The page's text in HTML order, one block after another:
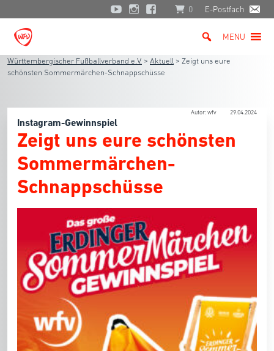
0 E-Postfach
MENU
Württembergischer Fußballverband e.V. > Aktuell > Zeigt uns eure
schönsten Sommermärchen-Schnappschüsse
Autor: wfv 29.04.2024
Instagram-Gewinnspiel
Zeigt uns eure schönsten
Sommermärchen-
Schnappschüsse